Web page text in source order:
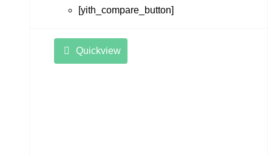
[yith_compare_button]
Quickview